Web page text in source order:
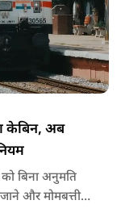
केबिन, अब
और मोमबत्ती